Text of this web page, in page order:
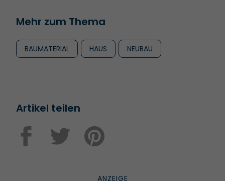
Mehr zum Thema
BAUMATERIAL HAUS NEUBAU
Artikel teilen